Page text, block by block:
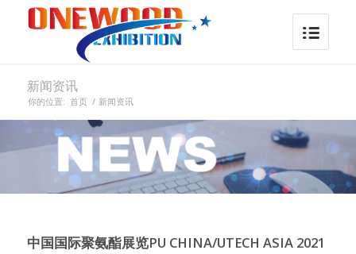
新闻资讯
你的位置: 首页 / 新闻资讯
中国国际聚氨酯展览PU CHINA/UTECH ASIA 2021